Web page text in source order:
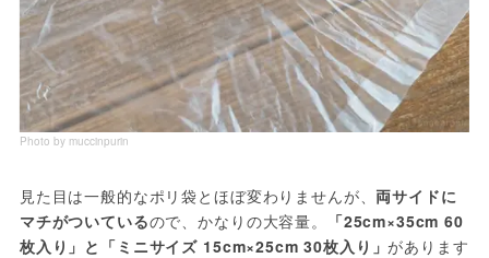
Photo by muccinpurin
見た目は一般的なポリ袋とほぼ変わりませんが、 両サイドに
マチがついているので、かなりの大容量。
「25cm×35cm 60
枚入り」と「ミニサイズ 15cm×25cm 30枚入り」があります